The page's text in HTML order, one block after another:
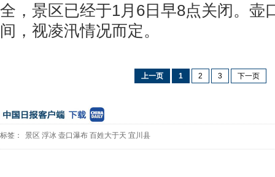
全，景区已经于1月6日早8点关闭。壶
间，视凌汛情况而定。
上一页 1 2 3 下一页
标签： 景区 浮冰 壶口瀑布 百姓大于天 宜川县